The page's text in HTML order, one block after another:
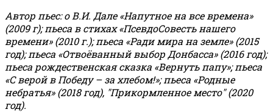
Автор пьес: о В.И. Дале «Напутное на все времена»
(2009 г); пьеса в стихах «ПсевдоСовесть нашего
времени» (2010 г.); пьеса «Ради мира на земле» (2015
год); пьеса «Отвоёванный выбор Донбасса» (2016 год);
пьеса рождественская сказка «Вернуть папу»; пьеса
«С верой в Победу – за хлебом!»;пьеса «Родные
небратья» (2018 год), "Прикормленное место" (2020
год).